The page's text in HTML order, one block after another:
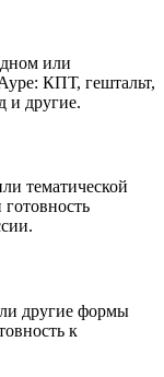
или
КПТ, гештальт,
и другие.
тематической
другие формы
к